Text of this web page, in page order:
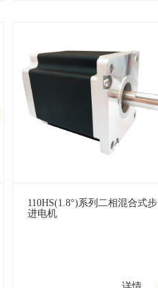
110HS(1.8°)系列二相混合式步
进电机